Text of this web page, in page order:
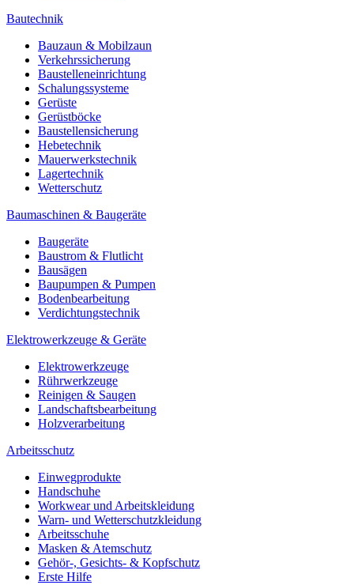
Bautechnik
Bauzaun & Mobilzaun
Verkehrssicherung
Baustelleneinrichtung
Schalungssysteme
Gerüste
Gerüstböcke
Baustellensicherung
Hebetechnik
Mauerwerkstechnik
Lagertechnik
Wetterschutz
Baumaschinen & Baugeräte
Baugeräte
Baustrom & Flutlicht
Bausägen
Baupumpen & Pumpen
Bodenbearbeitung
Verdichtungstechnik
Elektrowerkzeuge & Geräte
Elektrowerkzeuge
Rührwerkzeuge
Reinigen & Saugen
Landschaftsbearbeitung
Holzverarbeitung
Arbeitsschutz
Einwegprodukte
Handschuhe
Workwear und Arbeitskleidung
Warn- und Wetterschutzkleidung
Arbeitsschuhe
Masken & Atemschutz
Gehör-, Gesichts- & Kopfschutz
Erste Hilfe